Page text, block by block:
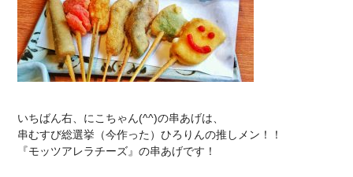
いちばん右、にこちゃん(^^)の串あげは、
串むすび総選挙（今作った）ひろりんの推しメン！！
『モッツアレラチーズ』の串あげです！